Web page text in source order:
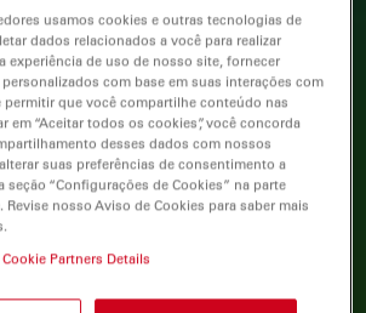
usamos cookies e outras tecnologias de
dados relacionados a você para realizar
experiência de uso de nosso site, fornecer
com base em suas interações com
permitir que você compartilhe conteúdo nas
em “Aceitar todos os cookies”, você concorda
desses dados com nossos
suas preferências de consentimento a
“Configurações de Cookies” na parte
nosso Aviso de Cookies para saber mais
Partners Details